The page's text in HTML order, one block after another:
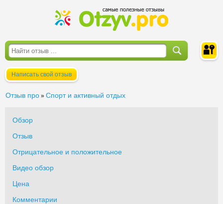
Написать свой отзыв
Отзыв про » Спорт и активный отдых
Обзор
Отзыв
Отрицательное и положительное
Видео обзор
Цена
Комментарии